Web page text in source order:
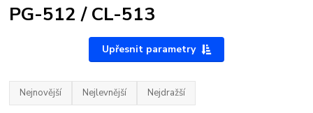
PG-512 / CL-513
Upřesnit parametry
Nejnovější Nejlevnější Nejdražší